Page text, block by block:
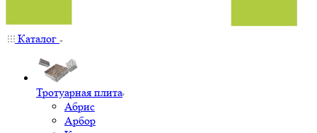
Каталог
Тротуарная плита
Абрис
Арбор